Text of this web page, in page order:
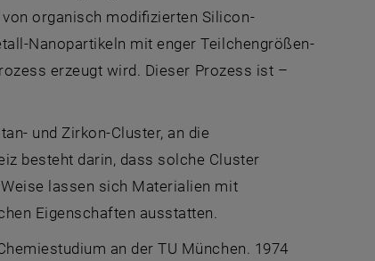
organisch modifizierten Silicon-
Nanopartikeln mit enger Teilchengrößen-
erzeugt wird. Dieser Prozess ist –
und Zirkon-Cluster, an die
besteht darin, dass solche Cluster
lassen sich Materialien mit
Eigenschaften ausstatten.
an der TU München. 1974